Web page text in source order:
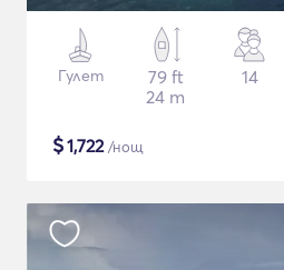
Гулет
79 ft
24 m
14
$1,722/нощ